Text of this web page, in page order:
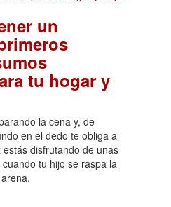
un
tu hogar y
la cena y, de
en el dedo te obliga a
disfrutando de unas
tu hijo se raspa la